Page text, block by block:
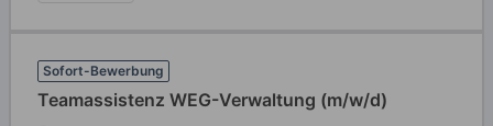
Sofort-Bewerbung
Teamassistenz WEG-Verwaltung (m/w/d)